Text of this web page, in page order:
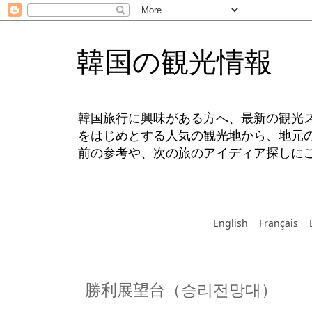
韓国の観光情報
韓国旅行に興味がある方へ、最新の観光
をはじめとする人気の観光地から、地
前の参考や、次の旅のアイディア探しに
English Français
勝利展望台（승리전망대）